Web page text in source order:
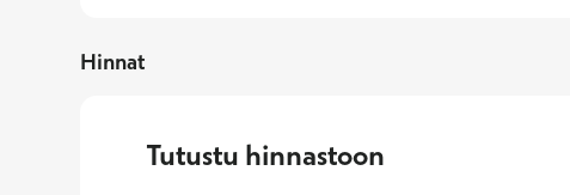
Hinnat
Tutustu hinnastoon